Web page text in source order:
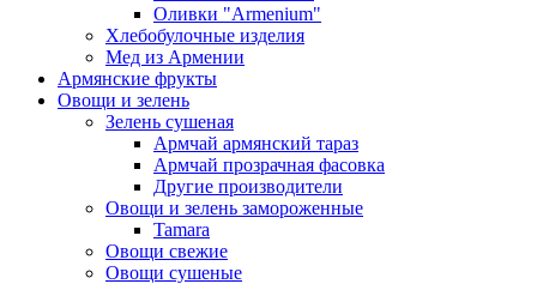
Оливки "Armenium"
Хлебобулочные изделия
Мед из Армении
Армянские фрукты
Овощи и зелень
Зелень сушеная
Армчай армянский тараз
Армчай прозрачная фасовка
Другие производители
Овощи и зелень замороженные
Tamara
Овощи свежие
Овощи сушеные